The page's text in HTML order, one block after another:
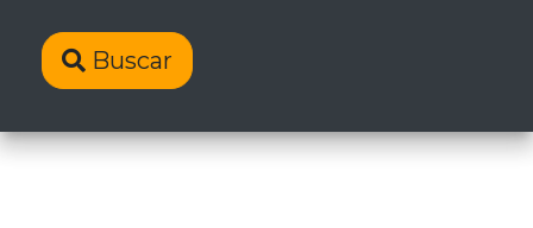
Buscar